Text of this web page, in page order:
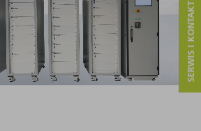
SERWIS I KONTAKT